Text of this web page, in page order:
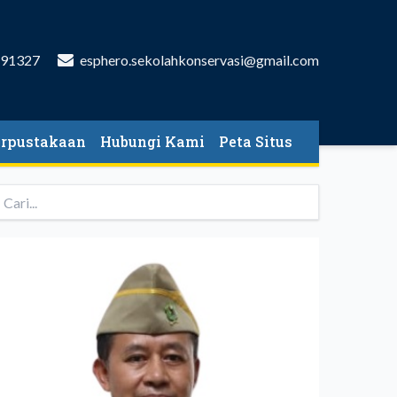
esphero.sekolahkonservasi@gmail.com
Hubungi Kami Peta Situs